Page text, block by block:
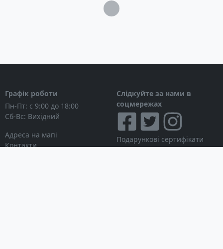
Загрузка...
Графік роботи
Пн-Пт: с 9:00 до 18:00
Сб-Вс: Вихідний
Адреса на мапі
Контакти
Слідкуйте за нами в
соцмережах
Подарункові сертифікати
Дисконтні картки